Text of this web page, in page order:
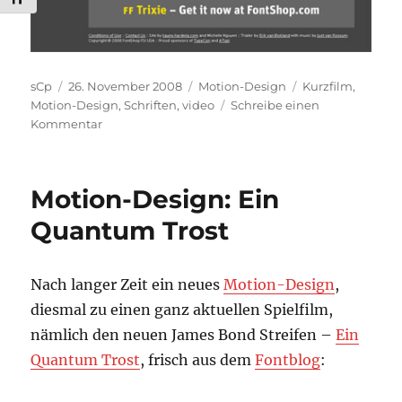
Autor
sCp
Veröffentlicht
am
26. November 2008 Kategorien
Motion-Design Schlagwörter
Kurzfilm,
Motion-Design,Schriften,video
Schreibe einen
Kommentarzu
Trixie
Motion-Design: Ein
Quantum Trost
Nach langer Zeit ein neues Motion-Design ,
diesmal zu einen ganz aktuellen Spielfilm,
nämlich den neuen James Bond Streifen –Ein
Quantum Trost, frisch aus demFontblog: